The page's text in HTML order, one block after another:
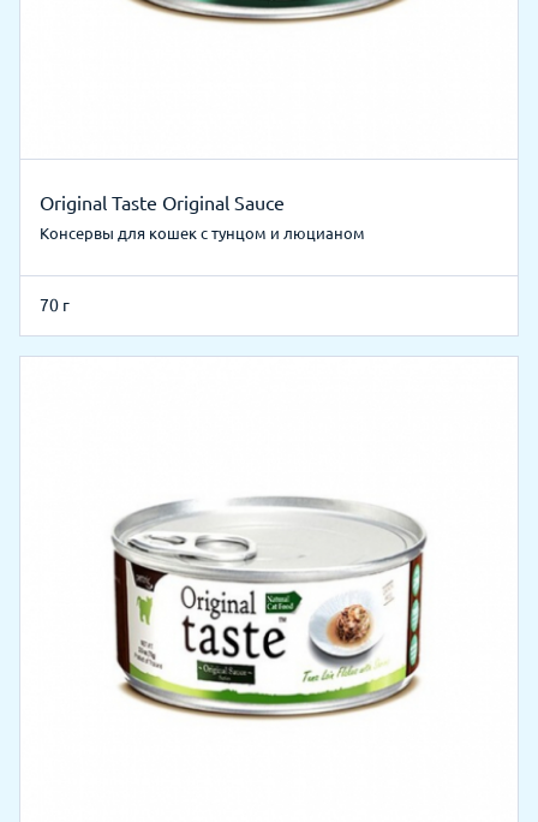
Original Taste Original Sauce
Консервы для кошек с тунцом и люцианом
70 г